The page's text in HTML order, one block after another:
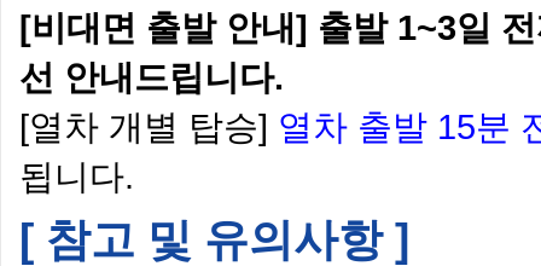
[비대면 출발 안내] 출발 1~3일
선 안내드립니다.
[열차 개별 탑승] 열차 출발 15분
됩니다.
[ 참고 및 유의사항 ]